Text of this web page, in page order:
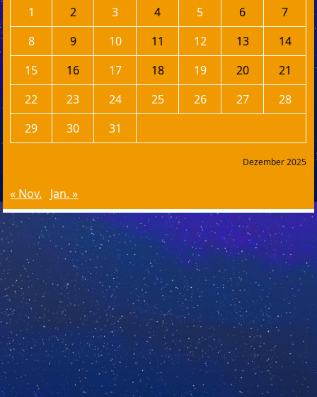
Dezember 2025
1
2 3 4 5 6
7
8
9 10 11 12 13
14
15
16 17 18 19 20
21
22
23 24 25 26 27
28
29
30 31
« Nov. Jan. »